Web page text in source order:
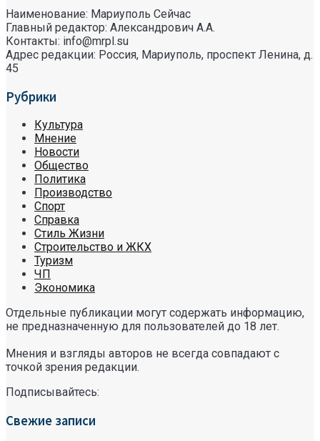
Наименование: Мариуполь Сейчас
Главный редактор: Александрович А.А.
Контакты: info@mrpl.su
Адрес редакции: Россия, Мариуполь, проспект Ленина, д.
45
Рубрики
Культура
Мнение
Новости
Общество
Политика
Производство
Спорт
Справка
Стиль Жизни
Строительство и ЖКХ
Туризм
ЧП
Экономика
Отдельные публикации могут содержать информацию,
не предназначенную для пользователей до 18 лет.
Мнения и взгляды авторов не всегда совпадают с
точкой зрения редакции.
Подписывайтесь:
Свежие записи